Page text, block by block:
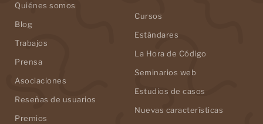
Quiénes somos
Blog
Trabajos
Prensa
Asociaciones
Reseñas de usuarios
Premios
Cursos
Estándares
La Hora de Código
Seminarios web
Estudios de casos
Nuevas características